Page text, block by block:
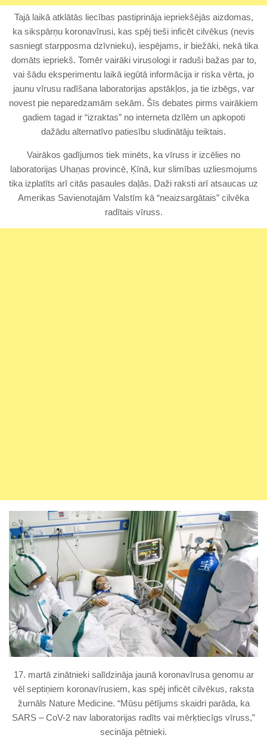
Tajā laikā atklātās liecības pastiprināja iepriekšējās aizdomas,
ka sikspārņu koronavīrusi, kas spēj tieši inficēt cilvēkus (nevis
sasniegt starpposma dzīvnieku), iespējams, ir biežāki, nekā tika
domāts iepriekš. Tomēr vairāki virusologi ir raduši bažas par to,
vai šādu eksperimentu laikā iegūtā informācija ir riska vērta, jo
jaunu vīrusu radīšana laboratorijas apstākļos, ja tie izbēgs, var
novest pie neparedzamām sekām. Šīs debates pirms vairākiem
gadiem tagad ir “izraktas” no interneta dzīlēm un apkopoti
dažādu alternatīvo patiesību sludinātāju teiktais.
Vairākos gadījumos tiek minēts, ka vīruss ir izcēlies no
laboratorijas Uhaņas provincē, Ķīnā, kur slimības uzliesmojums
tika izplatīts arī citās pasaules daļās. Daži raksti arī atsaucas uz
Amerikas Savienotajām Valstīm kā “neaizsargātais” cilvēka
radītais vīruss.
17. martā zinātnieki salīdzināja jaunā koronavīrusa genomu ar
vēl septiņiem koronavīrusiem, kas spēj inficēt cilvēkus, raksta
žurnāls Nature Medicine. “Mūsu pētījums skaidri parāda, ka
SARS – CoV-2 nav laboratorijas radīts vai mērķtiecīgs vīruss,”
secināja pētnieki.